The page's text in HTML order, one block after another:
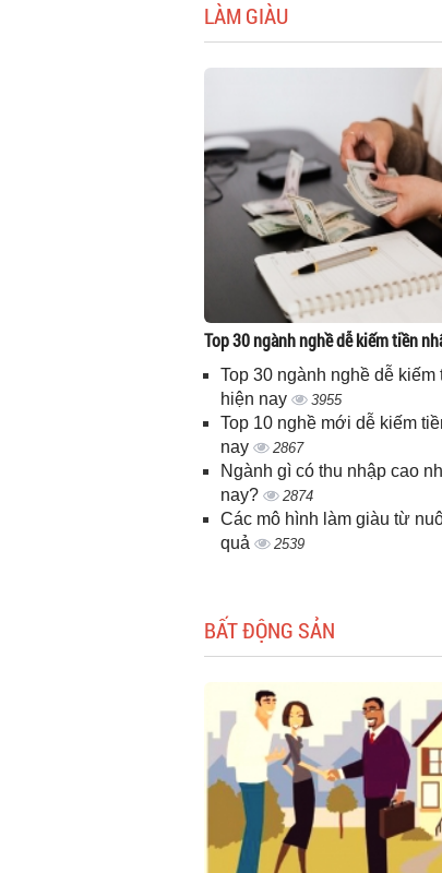
LÀM GIÀU
Top 30 ngành nghề dễ kiếm tiền
Top 30 ngành nghề dễ kiếm
hiện nay
3955
Top 10 nghề mới dễ kiếm
nay
2867
Ngành gì có thu nhập cao
nay?
2874
Các mô hình làm giàu từ
quả
2539
BẤT ĐỘNG SẢN